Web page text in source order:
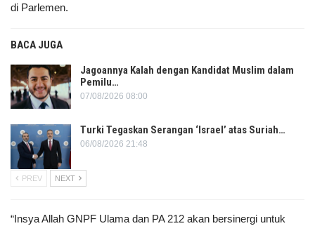
di Parlemen.
BACA JUGA
Jagoannya Kalah dengan Kandidat Muslim dalam
Pemilu…
07/08/2026 08:00
Turki Tegaskan Serangan ‘Israel’ atas Suriah…
06/08/2026 21:48
PREV NEXT
“Insya Allah GNPF Ulama dan PA 212 akan bersinergi untuk